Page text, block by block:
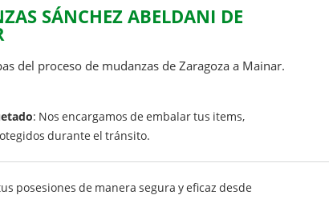
SÁNCHEZ ABELDANI DE
del proceso de mudanzas de Zaragoza a Mainar.
: Nos encargamos de embalar tus items,
durante el tránsito.
posesiones de manera segura y eficaz desde